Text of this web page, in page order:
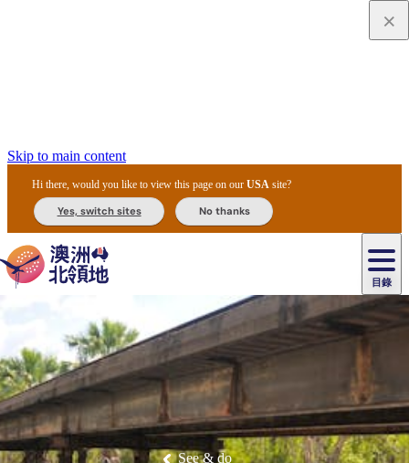
Skip to main content
Hi there, would you like to view this page on ourUSA site?
Yes, switch sites No thanks
目錄
主
目
錄
達
文
愛
麗
斯
魯
魯
卡
杜
國
公
園
李
菲
國
家
園
瓦
塔
國
家
園
維
群
島
東
納
姆
地
塔
蘭
卡
溫
特
米
克
國
家
卡
魯
魯
魔
鬼
大
理馬
茨
里
/
西
麥
克
文
化
驗
美
食
攻
節
慶
活
動
戶
外
探
險
自
和
生
動
物
史
與
物
釣
魚
華
旅
游
營
和
豪
華自
宿
導
覽
車
和
交
工
具
See & do